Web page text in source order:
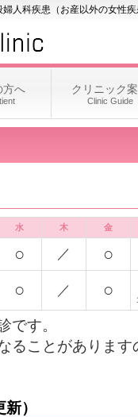
人科疾患（お産以外の女性
水 木 金
○ ／ ○
○ ／ ○
です。
ることがあります
）
方へ クリニック
Clinic Guide